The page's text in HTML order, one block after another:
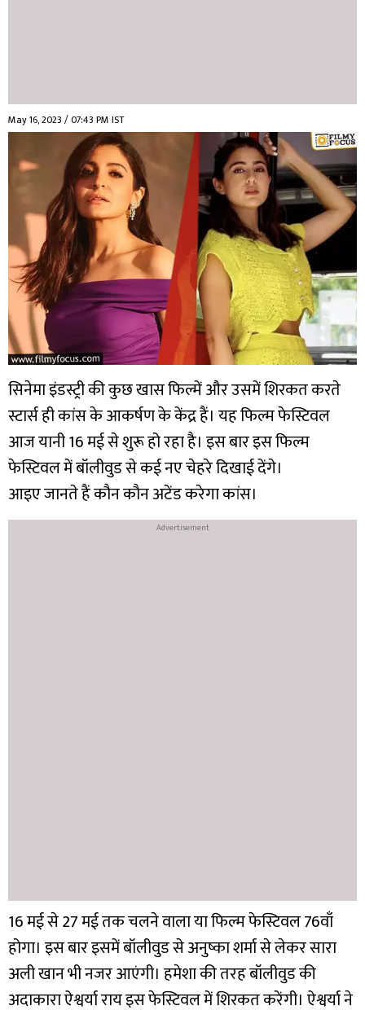
May 16, 2023 / 07:43 PM IST
सिनेमा इंडस्ट्री की कुछ खास फिल्में और उसमें शिरकत करते
स्टार्स ही कांस के आकर्षण के केंद्र हैं। यह फिल्म फेस्टिवल
आज यानी 16 मई से शुरू हो रहा है। इस बार इस फिल्म
फेस्टिवल में बॉलीवुड से कई नए चेहरे दिखाई देंगे।
आइए जानते हैं कौन कौन अटेंड करेगा कांस।
16 मई से 27 मई तक चलने वाला या फिल्म फेस्टिवल 76वाँ
होगा। इस बार इसमें बॉलीवुड से अनुष्का शर्मा से लेकर सारा
अली खान भी नजर आएंगी। हमेशा की तरह बॉलीवुड की
अदाकारा ऐश्वर्या राय इस फेस्टिवल में शिरकत करेंगी। ऐश्वर्या ने